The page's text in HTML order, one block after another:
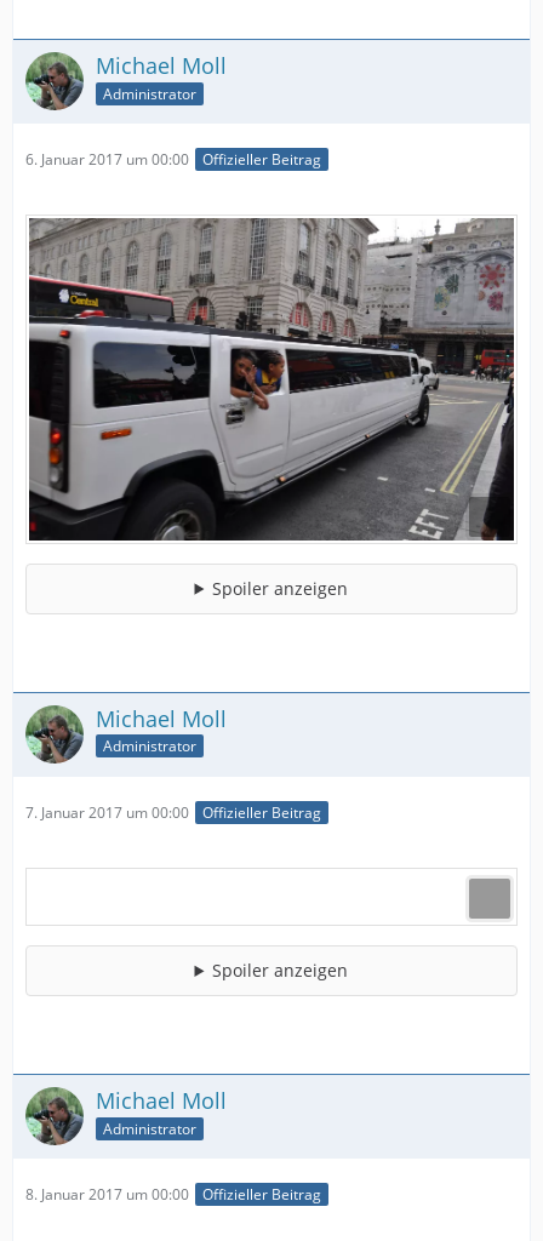
Michael Moll
Administrator
6. Januar 2017 um 00:00 Offizieller Beitrag
Spoiler anzeigen
Michael Moll
Administrator
7. Januar 2017 um 00:00 Offizieller Beitrag
Spoiler anzeigen
Michael Moll
Administrator
8. Januar 2017 um 00:00 Offizieller Beitrag